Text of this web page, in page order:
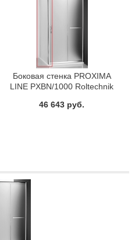
Боковая стенка PROXIMA
LINE PXBN/1000 Roltechnik
46 643 руб.